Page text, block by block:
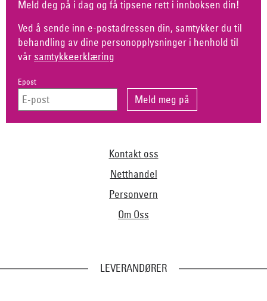
Meld deg på i dag og få tipsene rett i innboksen din!
Ved å sende inn e-postadressen din, samtykker du til
behandling av dine personopplysninger i henhold til
vår samtykkeerklæring
Epost
Kontakt oss
Netthandel
Personvern
Om Oss
LEVERANDØRER